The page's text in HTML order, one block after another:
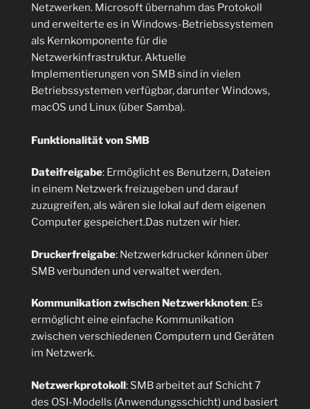
Netzwerken. Microsoft übernahm das Protokoll
und erweiterte es in Windows-Betriebssystemen
als Kernkomponente für die
Netzwerkinfrastruktur. Aktuelle
Implementierungen von SMB sind in vielen
Betriebssystemen verfügbar, darunter Windows,
macOS und Linux (über Samba).
Funktionalität von SMB
Dateifreigabe: Ermöglicht es Benutzern, Dateien
in einem Netzwerk freizugeben und darauf
zuzugreifen, als wären sie lokal auf dem eigenen
Computer gespeichert.Das nutzen wir hier.
Druckerfreigabe: Netzwerkdrucker können über
SMB verbunden und verwaltet werden.
Kommunikation zwischen Netzwerkknoten: Es
ermöglicht eine einfache Kommunikation
zwischen verschiedenen Computern und Geräten
im Netzwerk.
Netzwerkprotokoll: SMB arbeitet auf Schicht 7
des OSI-Modells (Anwendungsschicht) und basiert